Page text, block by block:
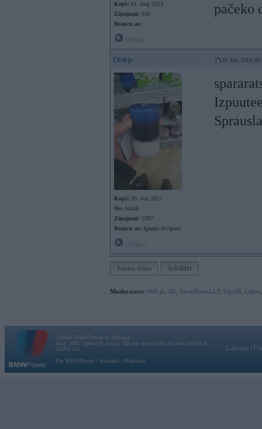
Kopš: 01. Aug 2013
Ziņojumi: 105
Braucu ar:
pačeko
Oldijs 01. Dec 2014,
Kopš: 20. Jun 2012
No: Ainaži
Ziņojumi: 1397
Braucu ar: Igauņu divipieci
Jauna tēma Atbildēt
Moderatori: 968-jk AV AiwaShuraLLP, GirtzB Lafter
Vortāls BMWPower.lv darbojas
kopš 2002. gada 14. maija. Tas nav auto klubs un nav saistīts ar
BMW AG.
Par BMWPower
Kontakti Reklāma
Galvena